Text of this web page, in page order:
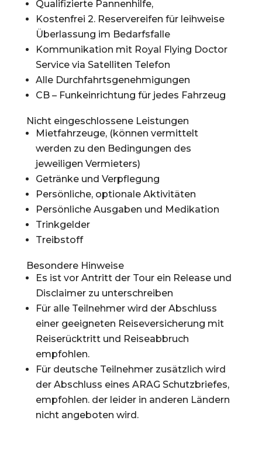
Qualifizierte Pannenhilfe,
Kostenfrei 2. Reservereifen für leihweise
Überlassung im Bedarfsfalle
Kommunikation mit Royal Flying Doctor
Service via Satelliten Telefon
Alle Durchfahrtsgenehmigungen
CB – Funkeinrichtung für jedes Fahrzeug
Nicht eingeschlossene Leistungen
Mietfahrzeuge, (können vermittelt
werden zu den Bedingungen des
jeweiligen Vermieters)
Getränke und Verpflegung
Persönliche, optionale Aktivitäten
Persönliche Ausgaben und Medikation
Trinkgelder
Treibstoff
Besondere Hinweise
Es ist vor Antritt der Tour ein Release und
Disclaimer zu unterschreiben
Für alle Teilnehmer wird der Abschluss
einer geeigneten Reiseversicherung mit
Reiserücktritt und Reiseabbruch
empfohlen.
Für deutsche Teilnehmer zusätzlich wird
der Abschluss eines ARAG Schutzbriefes,
empfohlen. der leider in anderen Ländern
nicht angeboten wird.